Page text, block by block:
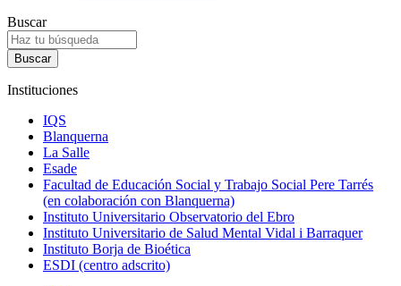
Buscar
Instituciones
IQS
Blanquerna
La Salle
Esade
Facultad de Educación Social y Trabajo Social Pere Tarrés
(en colaboración con Blanquerna)
Instituto Universitario Observatorio del Ebro
Instituto Universitario de Salud Mental Vidal i Barraquer
Instituto Borja de Bioética
ESDI (centro adscrito)